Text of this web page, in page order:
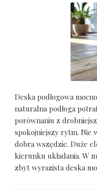
Deska podłogowa
naturalna podłoga
porównaniu z
spokojniejszy rytm. Nie
dobra wszędzie. Duże
kierunku układania. W
zbyt wyrazista deska